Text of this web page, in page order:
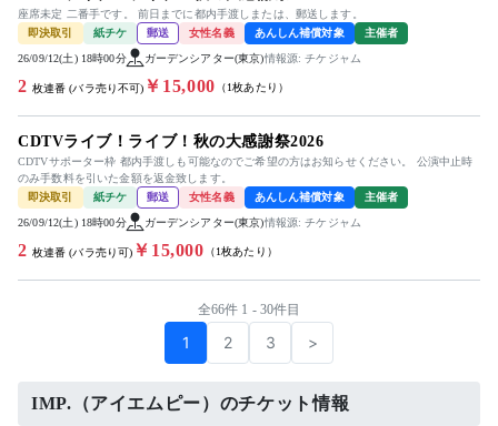
座席未定 二番手です。 前日までに都内手渡しまたは、郵送します。
即決取引
紙チケ 郵送 女性名義 あんしん補償対象 主催者
26/09/12(土) 18時00分 ガーデンシアター(東京)情報源: チケジャム
2 枚連番 (バラ売り不可) ￥15,000 （1枚あたり）
CDTVライブ！ライブ！秋の大感謝祭2026
CDTVサポーター枠 都内手渡しも可能なのでご希望の方はお知らせください。 公演中止時
のみ手数料を引いた金額を返金致します。
即決取引
紙チケ 郵送 女性名義 あんしん補償対象 主催者
26/09/12(土) 18時00分 ガーデンシアター(東京)情報源: チケジャム
2 枚連番 (バラ売り可) ￥15,000 （1枚あたり）
全66件 1 - 30件目
1 2 3 >
IMP.（アイエムピー）のチケット情報